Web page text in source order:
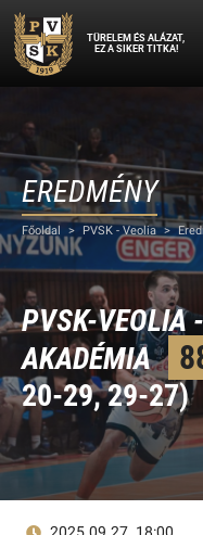
TÜRELEM ÉS ALÁZAT,
EZ A SIKER TITKA!
EREDMÉNY
Főoldal > PVSK - Veolia >
PVSK-VEOLIA
AKADÉMIA
20-29, 29-27)